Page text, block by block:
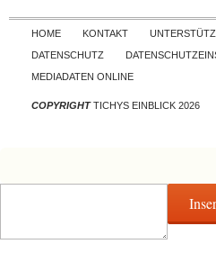
HOME KONTAKT
DATENSCHUTZ
MEDIADATEN ONLINE
COPYRIGHTTICHYS EINBLICK 2026